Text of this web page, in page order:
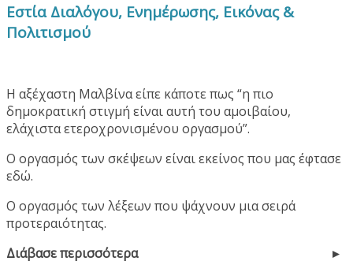
Εστία Διαλόγου, Ενημέρωσης, Εικόνας &
Πολιτισμού
Η αξέχαστη Μαλβίνα είπε κάποτε πως “η πιο
δημοκρατική στιγμή είναι αυτή του αμοιβαίου,
ελάχιστα ετεροχρονισμένου οργασμού”.
Ο οργασμός των σκέψεων είναι εκείνος που μας έφτασε
εδώ.
Ο οργασμός των λέξεων που ψάχνουν μια σειρά
προτεραιότητας.
Διάβασε περισσότερα